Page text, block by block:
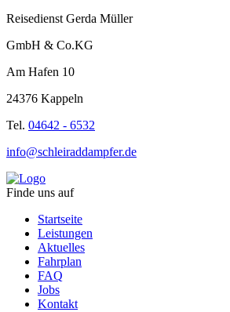
Reisedienst Gerda Müller
GmbH & Co.KG
Am Hafen 10
24376 Kappeln
Tel. 04642 - 6532
info@schleiraddampfer.de
Finde uns auf
Startseite
Leistungen
Aktuelles
Fahrplan
FAQ
Jobs
Kontakt